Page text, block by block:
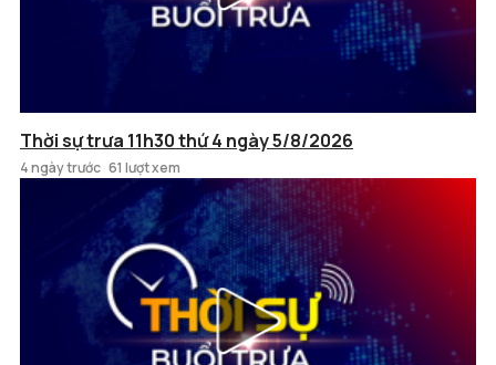
Thời sự trưa 11h30 thứ 4 ngày 5/8/2026
4 ngày trước 61 lượt xem